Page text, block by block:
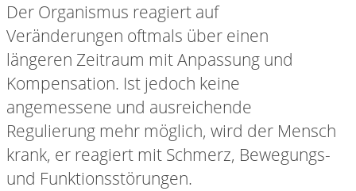
Der Organismus reagiert auf
Veränderungen oftmals über einen
längeren Zeitraum mit Anpassung und
Kompensation. Ist jedoch keine
angemessene und ausreichende
Regulierung mehr möglich, wird der Mensch
krank, er reagiert mit Schmerz, Bewegungs-
und Funktionsstörungen.